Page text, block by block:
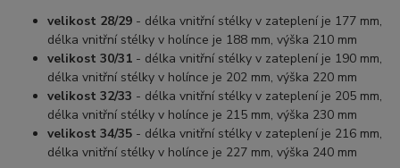
velikost 28/29 - délka vnitřní stélky v zateplení je 177 mm,
délka vnitřní stélky v holínce je 188 mm, výška 210 mm
velikost 30/31 - délka vnitřní stélky v zateplení je 190 mm,
délka vnitřní stélky v holínce je 202 mm, výška 220 mm
velikost 32/33 - délka vnitřní stélky v zateplení je 205 mm,
délka vnitřní stélky v holínce je 215 mm, výška 230 mm
velikost 34/35 - délka vnitřní stélky v zateplení je 216 mm,
délka vnitřní stélky v holínce je 227 mm, výška 240 mm